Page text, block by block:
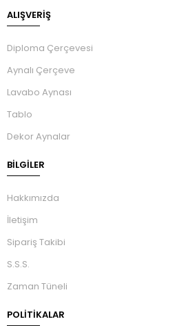
ALIŞVERİŞ
Diploma Çerçevesi
Aynalı Çerçeve
Lavabo Aynası
Tablo
Dekor Aynalar
BILGILER
Hakkımızda
İletişim
Sipariş Takibi
S.S.S.
Zaman Tüneli
POLİTİKALAR